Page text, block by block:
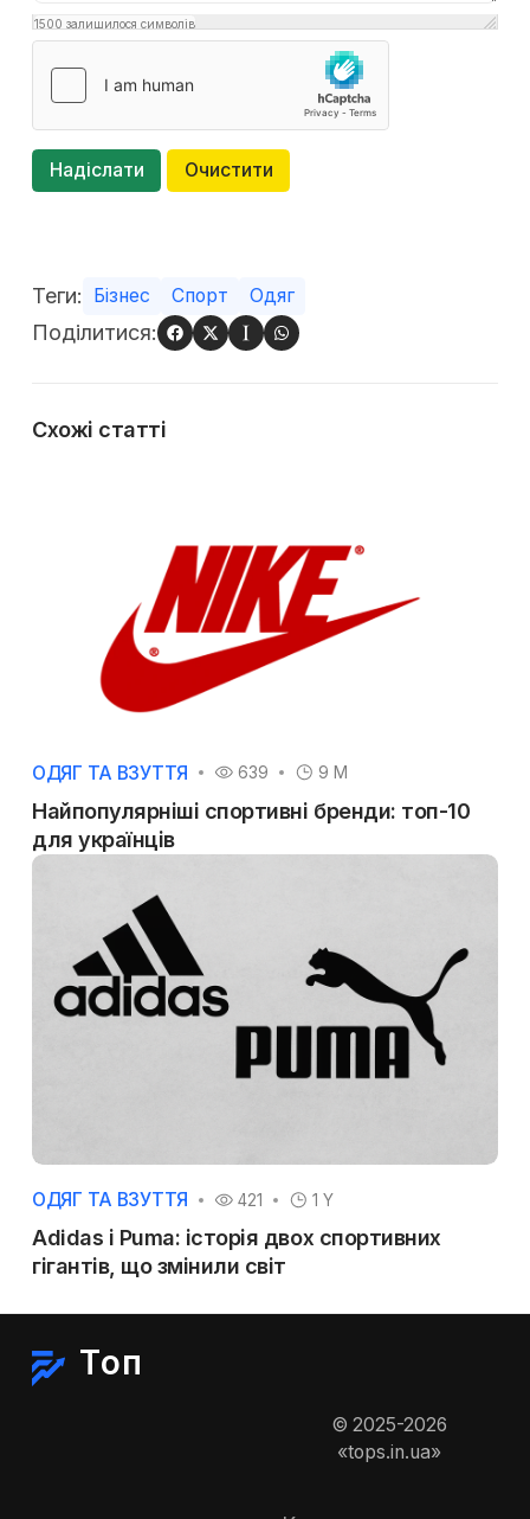
1500 залишилося символів
Надіслати Очистити
Теги: Бізнес Спорт Одяг
Поділитися:
Схожі cтатті
ОДЯГ ТА ВЗУТТЯ 639 9 M
Найпопулярніші спортивні бренди: топ-10
для українців
ОДЯГ ТА ВЗУТТЯ 421 1 Y
Adidas і Puma: історія двох спортивних
гігантів, що змінили світ
Топ
© 2025-2026
«tops.in.ua»